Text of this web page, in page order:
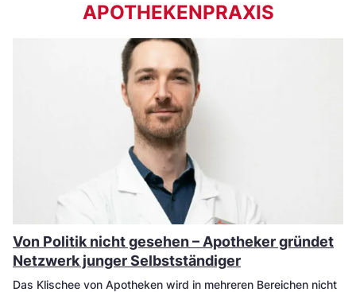
APOTHEKENPRAXIS
Von Politik nicht gesehen – Apotheker gründet
Netzwerk junger Selbstständiger
Das Klischee von Apotheken wird in mehreren Bereichen nicht